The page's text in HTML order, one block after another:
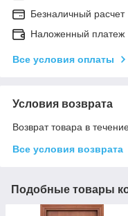
Безналичный расчет
Наложенный платеж
Все условия оплаты
Условия возврата
Возврат товара в
Все условия возврата
Подобные товары